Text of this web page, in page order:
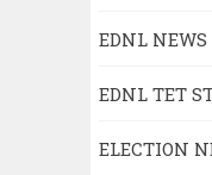
EDNL NEWS
EDNL TET
ELECTION